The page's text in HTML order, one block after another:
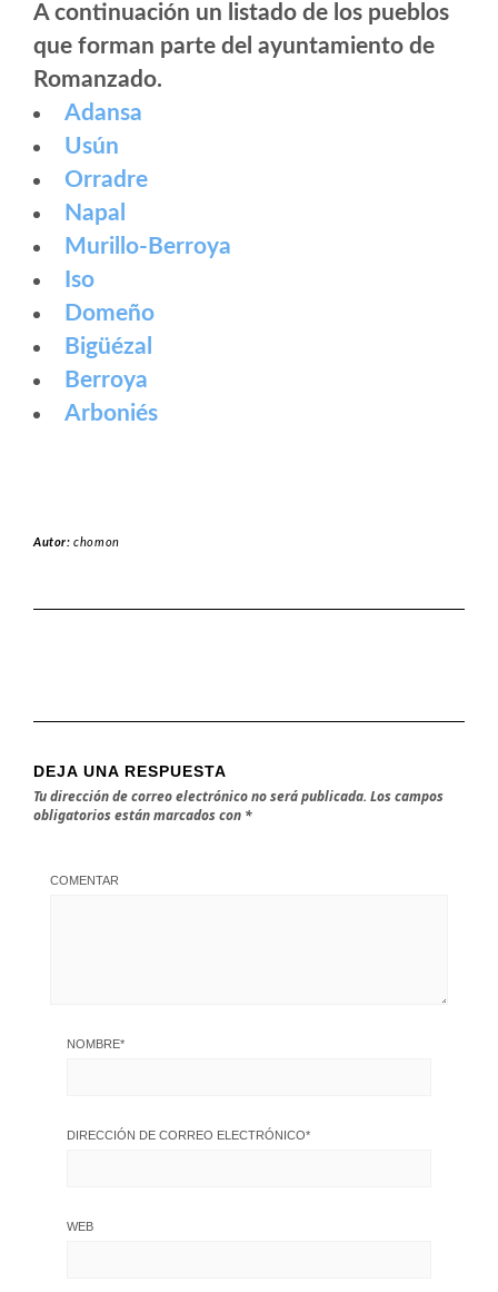
A continuación un listado de los pueblos
que forman parte del ayuntamiento de
Romanzado.
Adansa
Usún
Orradre
Napal
Murillo-Berroya
Iso
Domeño
Bigüézal
Berroya
Arboniés
Autor:chomon
DEJA UNA RESPUESTA
Tu dirección de correo electrónico no será publicada. Los campos
obligatorios están marcados con *
COMENTAR
NOMBRE*
DIRECCIÓN DE CORREO ELECTRÓNICO*
WEB